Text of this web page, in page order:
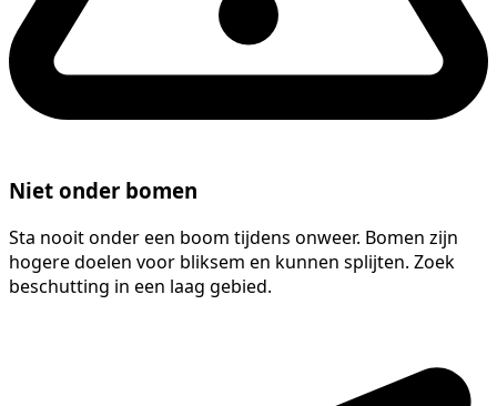
Niet onder bomen
Sta nooit onder een boom tijdens onweer. Bomen zijn
hogere doelen voor bliksem en kunnen splijten. Zoek
beschutting in een laag gebied.